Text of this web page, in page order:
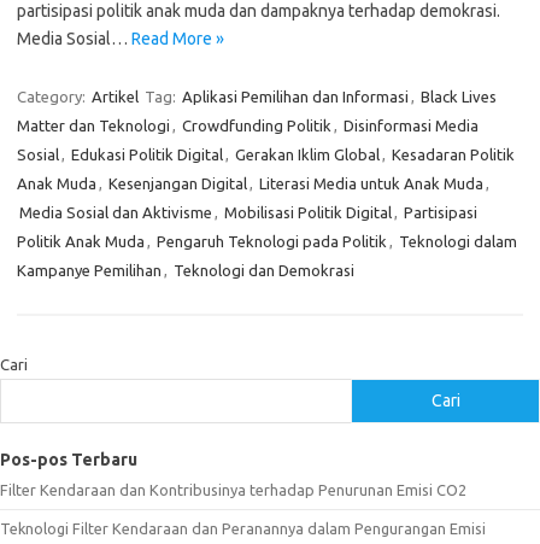
partisipasi politik anak muda dan dampaknya terhadap demokrasi.
Media Sosial… Read More »
Category: Artikel Tag: Aplikasi Pemilihan dan Informasi , Black Lives
Matter dan Teknologi , Crowdfunding Politik , Disinformasi Media
Sosial, Edukasi Politik Digital, Gerakan Iklim Global, Kesadaran Politik
Anak Muda , Kesenjangan Digital, Literasi Media untuk Anak Muda ,
Media Sosial dan Aktivisme , Mobilisasi Politik Digital, Partisipasi
Politik Anak Muda , Pengaruh Teknologi pada Politik , Teknologi dalam
Kampanye Pemilihan , Teknologi dan Demokrasi
Cari
Cari
Pos-pos Terbaru
Filter Kendaraan dan Kontribusinya terhadap Penurunan Emisi CO2
Teknologi Filter Kendaraan dan Peranannya dalam Pengurangan Emisi